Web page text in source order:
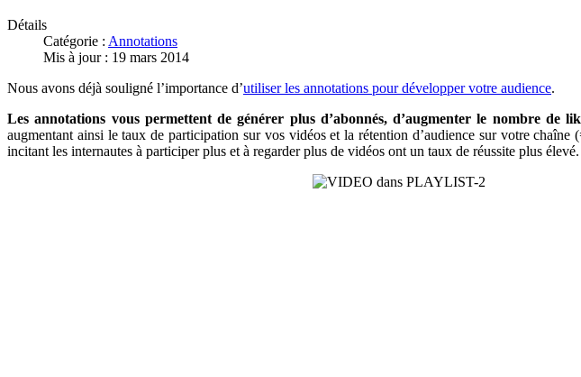
Détails
Catégorie : Annotations
Mis à jour : 19 mars 2014
Nous avons déjà souligné l’importance d’utiliser les annotations pour développer votre audience.
Les annotations vous permettent de générer plus d’abonnés, d’augmenter le nombre de
augmentant ainsi le taux de participation sur vos vidéos et la rétention d’audience sur votre
incitant les internautes à participer plus et à regarder plus de vidéos ont un taux de réussite plus élevé.